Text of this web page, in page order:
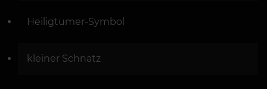
Heiligtümer-Symbol
kleiner Schnatz